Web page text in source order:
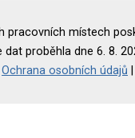
pracovních místech
dat proběhla dne 6. 8.
Ochrana osobních údajů